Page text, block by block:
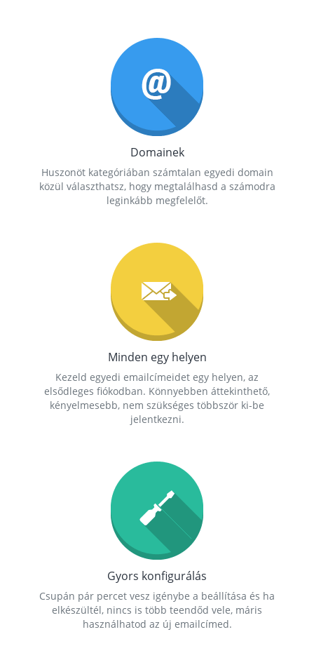
Domainek
Huszonöt kategóriában számtalan egyedi domain
közül választhatsz, hogy megtalálhasd a számodra
leginkább megfelelőt.
Minden egy helyen
Kezeld egyedi emailcímeidet egy helyen, az
elsődleges fiókodban. Könnyebben áttekinthető,
kényelmesebb, nem szükséges többször ki-be
jelentkezni.
Gyors konfigurálás
Csupán pár percet vesz igénybe a beállítása és ha
elkészültél, nincs is több teendőd vele, máris
használhatod az új emailcímed.